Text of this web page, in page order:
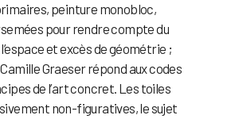
peinture monobloc,
pour rendre compte du
et excès de géométrie ;
Graeser répond aux codes
de l’art concret. Les toiles
non-figuratives, le sujet